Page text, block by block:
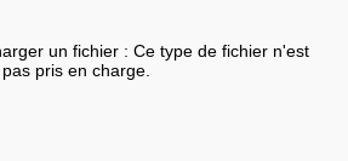
un fichier : Ce type de fichier n'est
pas pris en charge.